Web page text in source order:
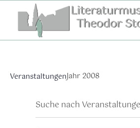
springen
VeranstaltungenJahr 2008
Veranstaltungen
Suche
Suche
Schlüsselwort
eingeben.